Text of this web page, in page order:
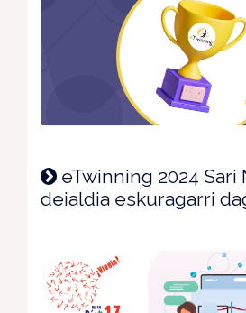
eTwinning 2024 Sari
deialdia eskuragarri